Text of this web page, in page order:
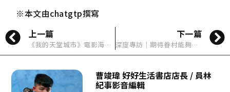
※本文由chatgtp撰寫
上一篇
《我的天堂城市》電影海報公開｜宋芸樺化身「寂寞女生」引共鳴！香港偶像姜濤9月來台
下一篇
深度專訪｜期待眷村能夠回到生活的本真【虎尾建國眷村-劉志謙】
曹竣瑋 好好生活書店店長 / 員林
紀事影音編輯